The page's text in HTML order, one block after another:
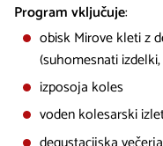
Program vključuje:
obisk Mirove kleti z
(suhomesnati
izposoja koles
voden kolesarski